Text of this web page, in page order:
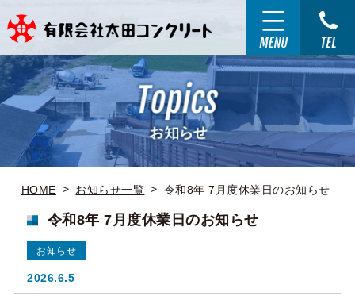
HOME お知らせ一覧 令和8年 7月度休業日のお知らせ
令和8年 7月度休業日のお知らせ
お知らせ
2026.6.5